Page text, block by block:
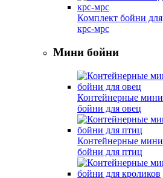
Комплект бойни для
крс-мрс
Мини бойни
Контейнерные мини
бойни для овец
Контейнерные мини
бойни для птиц